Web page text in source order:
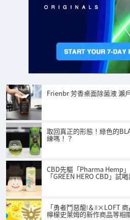
Frienbr 芳香桌面除菌液 瀨
取回真正的形態！綠色的
練嗎！？
CBD先驅「Pharma Hemp
「GREEN HERO CBD」試喝
「勇者鬥惡龍Ⅰ＆Ⅱ×LOFT
檸檬史萊姆的新作商品等相